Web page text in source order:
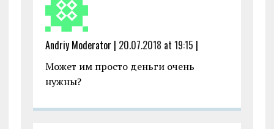
Andriy Moderator | 20.07.2018 at 19:15 |
Может им просто деньги очень
нужны?